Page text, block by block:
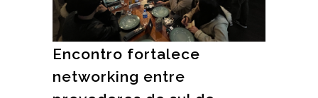
Encontro fortalece
networking entre